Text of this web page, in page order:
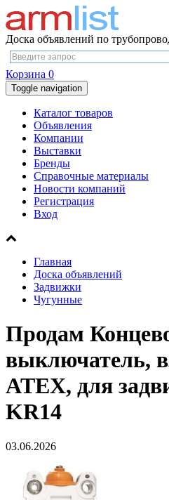
Доска объявлений по
Корзина 0
Toggle navigation
Каталог товаров
Объявления
Компании
Выставки
Бренды
Справочные материалы
Новости компаний
Регистрация
Вход
Главная
Доска объявлений
Задвижки
Чугунные
Продам
выключатель,
ATEX, для
KR14
03.06.2026